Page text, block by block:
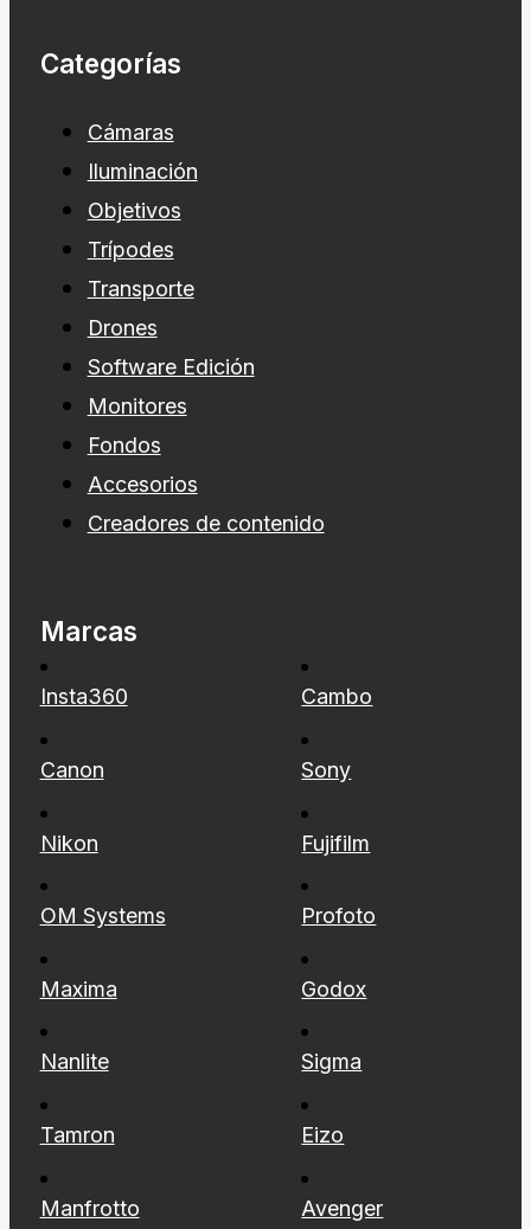
Categorías
Cámaras
Iluminación
Objetivos
Trípodes
Transporte
Drones
Software Edición
Monitores
Fondos
Accesorios
Creadores de contenido
Marcas
Insta360 Cambo
Canon Sony
Nikon Fujifilm
OM Systems Profoto
Maxima Godox
Nanlite Sigma
Tamron Eizo
Manfrotto Avenger